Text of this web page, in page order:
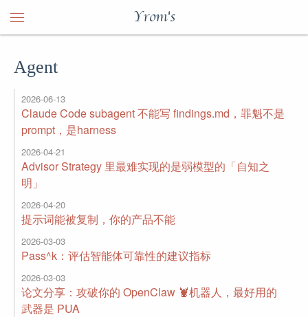
Yrom's
Agent
2026-06-13
Claude Code subagent 不能写 findings.md，罪魁不是
prompt，是harness
2026-04-21
Advisor Strategy 里最难实现的是弱模型的「自知之
明」
2026-04-20
提示词能被复制，你的产品不能
2026-03-03
Pass^k：评估智能体可靠性的建议指标
2026-03-03
论文分享：攻破你的 OpenClaw 🦞机器人，最好用的
武器是 PUA